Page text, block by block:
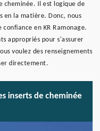
cheminée. Il est logique de
en la matière. Donc, nous
en KR Ramonage.
appropriés pour s'assurer
voulez des renseignements
directement.
inserts de cheminée